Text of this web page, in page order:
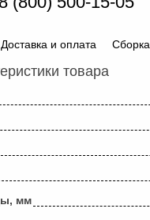
Доставка и оплата Сборка
товара
мм